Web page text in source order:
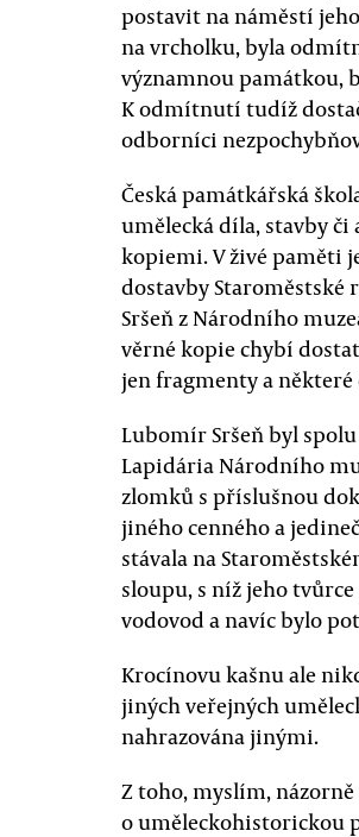
postavit na náměstí
na vrcholku, byla
významnou památkou,
K odmítnutí tudíž
odborníci
Česká památkářská
umělecká díla, stavby
kopiemi. V živé paměti
dostavby
Sršeň z Národního
věrné kopie chybí
jen fragmenty a
Lubomír Sršeň byl
Lapidária Národního
zlomků s příslušnou
jiného cenného a
stávala na
sloupu, s níž jeho
vodovod a navíc bylo
Krocínovu kašnu ale
jiných veřejných
nahrazována jinými.
Z toho, myslím,
o uměleckohistorickou